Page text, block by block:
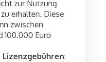
zur Nutzung
erhalten. Diese
zwischen
100.000 Euro
Lizenzgebühren: